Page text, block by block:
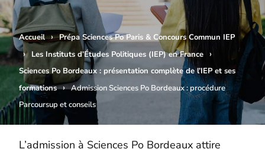
Accueil › Prépa Sciences Po Paris & Concours Commun IEP
› Les Instituts d’Études Politiques (IEP) en France ›
Sciences Po Bordeaux : présentation complète de l’IEP et ses
formations › Admission Sciences Po Bordeaux : procédure
Parcoursup et conseils
L’admission à Sciences Po Bordeaux attire